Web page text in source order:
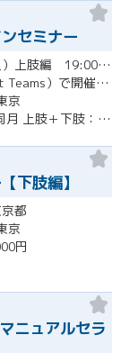
セミナー
【10月】 ・10/10 （土）上肢編 19:00-20:30(最大21:00) ・10/24（土）下肢編 19…開催
オンライン（Microsoft Teams）で開催。ご入金確認後メールにてURLをお知らせいたします。
京
・参加費：5,000円 ・同月 上肢＋下肢：9,000円
下肢編】
都
京
円
ニュアルセラ